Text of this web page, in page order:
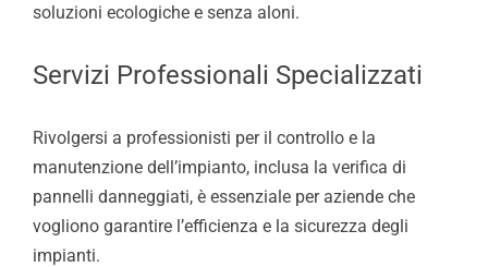
soluzioni ecologiche e senza aloni.
Servizi Professionali Specializzati
Rivolgersi a professionisti per il controllo e la
manutenzione dell’impianto, inclusa la verifica di
pannelli danneggiati, è essenziale per aziende che
vogliono garantire l’efficienza e la sicurezza degli
impianti.